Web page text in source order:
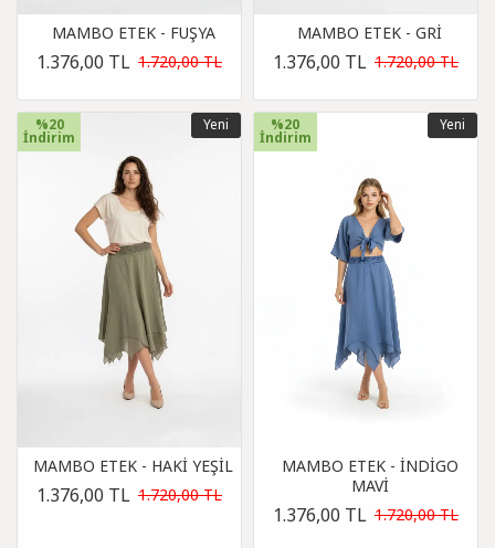
MAMBO ETEK - FUŞYA
1.376,00 TL 1.720,00 TL
MAMBO ETEK - GRİ
1.376,00 TL 1.720,00 TL
Yeni
%20
İndirim
MAMBO ETEK - HAKİ YEŞİL
1.376,00 TL 1.720,00 TL
Yeni
%20
İndirim
MAMBO ETEK - İNDİGO
MAVİ
1.376,00 TL 1.720,00 TL